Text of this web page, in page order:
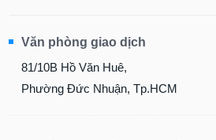
Văn phòng giao dịch
81/10B Hồ Văn Huê,
Phường Đức Nhuận, Tp.HCM